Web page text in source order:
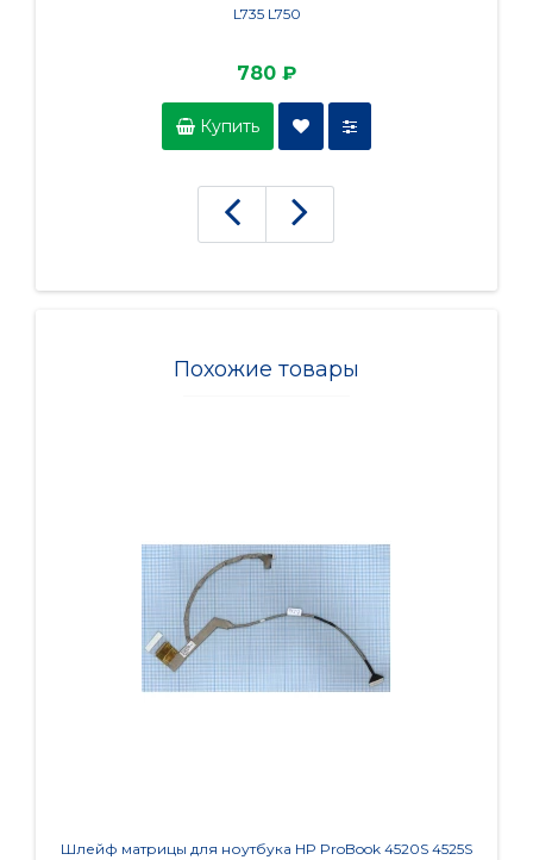
L735 L750
780 ₽
Купить
Похожие товары
Шлейф матрицы для ноутбука HP ProBook 4520S 4525S